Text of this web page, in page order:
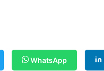
WhatsApp